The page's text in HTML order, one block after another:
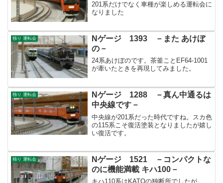
201系だけでなく車種が楽しめる運転会に
なりました
独り 運転会
Nゲージ 1393 －また あけぼ
の－
24系あけぼのです。茶釜ことEF64-1001
が牽いたときを再現してみました。
独り 運転会
Nゲージ 1288 －真ん中通るは
中央線です－
中央線が201系だった時代ですね。スカ色
の115系こそ復活塗装となりましたが嬉し
い復活です。
独り 運転会
Nゲージ 1521 －コンパクトな
のに機能満載 キハ100－
キハ110系はKATOの独断所でしたが、